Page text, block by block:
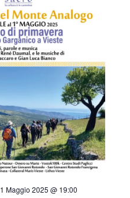
1 Maggio 2025 @ 19:00